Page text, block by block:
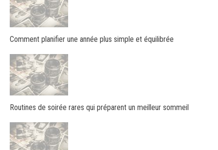
Comment planifier une année plus simple et équilibrée
Routines de soirée rares qui préparent un meilleur sommeil